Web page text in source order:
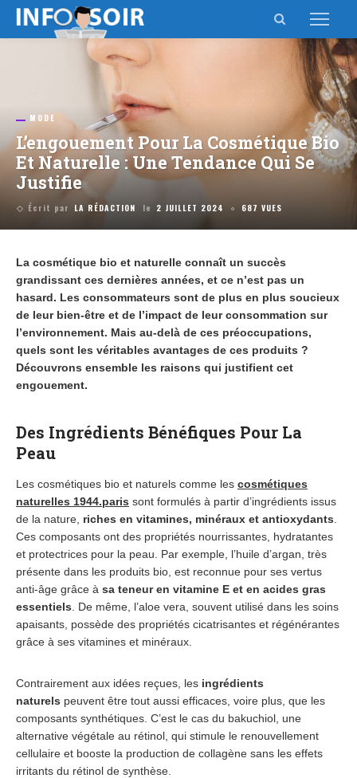
MODE
L’engouement Pour La Cosmétique Bio
Et Naturelle : Une Tendance Qui Se
Justifie
Écrit par LA RÉDACTION le 2 JUILLET 2024 687 VUES
La cosmétique bio et naturelle connaît un succès
grandissant ces dernières années, et ce n’est pas un
hasard. Les consommateurs sont de plus en plus soucieux
de leur bien-être et de l’impact de leur consommation sur
l’environnement. Mais au-delà de ces préoccupations,
quels sont les véritables avantages de ces produits ?
Découvrons ensemble les raisons qui justifient cet
engouement.
Des Ingrédients Bénéfiques Pour La
Peau
Les cosmétiques bio et naturels comme les cosmétiques
naturelles 1944.paris sont formulés à partir d’ingrédients issus
de la nature, riches en vitamines, minéraux et antioxydants
Ces composants ont des propriétés nourrissantes, hydratantes
et protectrices pour la peau. Par exemple, l’huile d’argan, très
présente dans les produits bio, est reconnue pour ses vertus
anti-âge grâce à sa teneur en vitamine E et en acides gras
essentiels . De même, l’aloe vera, souvent utilisé dans les soins
apaisants, possède des propriétés cicatrisantes et régénérantes
grâce à ses vitamines et minéraux.
Contrairement aux idées reçues, les ingrédients
naturels peuvent être tout aussi efficaces, voire plus, que les
composants synthétiques. C’est le cas du bakuchiol, une
alternative végétale au rétinol, qui stimule le renouvellement
cellulaire et booste la production de collagène sans les effets
irritants du rétinol de synthèse.